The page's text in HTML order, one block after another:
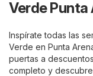
Verde Punta
Inspírate todas las
Verde en Punta
puertas a
completo y